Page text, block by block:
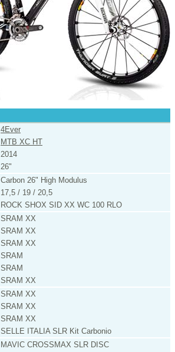
4Ever
MTB XC HT
2014
26"
Carbon 26" High Modulus
17,5 / 19 / 20,5
ROCK SHOX SID XX WC 100 RLO
SRAM XX
SRAM XX
SRAM XX
SRAM
SRAM
SRAM XX
SRAM XX
SRAM XX
SRAM XX
SELLE ITALIA SLR Kit Carbonio
MAVIC CROSSMAX SLR DISC